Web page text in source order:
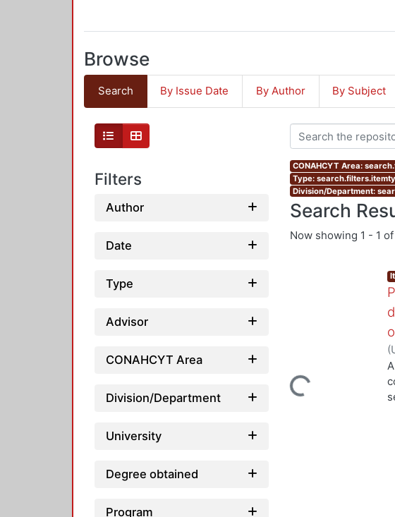
Browse
Search By Issue Date By Author By Subject
Filters
Author
Date
Type
Advisor
CONAHCYT Area
Division/Department
University
Degree obtained
Program
CONAHCYT Area:
Type:
Division/Department:
Search
Now showing 1 - 1 of
Loading...
(